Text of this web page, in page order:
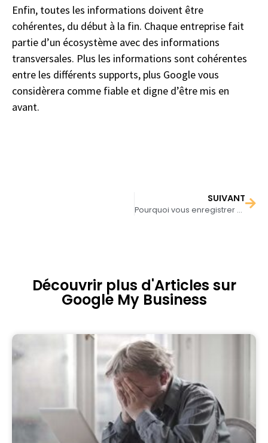
Enfin, toutes les informations doivent être
cohérentes, du début à la fin. Chaque entreprise fait
partie d’un écosystème avec des informations
transversales. Plus les informations sont cohérentes
entre les différents supports, plus Google vous
considèrera comme fiable et digne d’être mis en
avant.
SUIVANT
Pourquoi vous enregistrer sur Google Maps ?
Découvrir plus d'Articles sur
Google My Business